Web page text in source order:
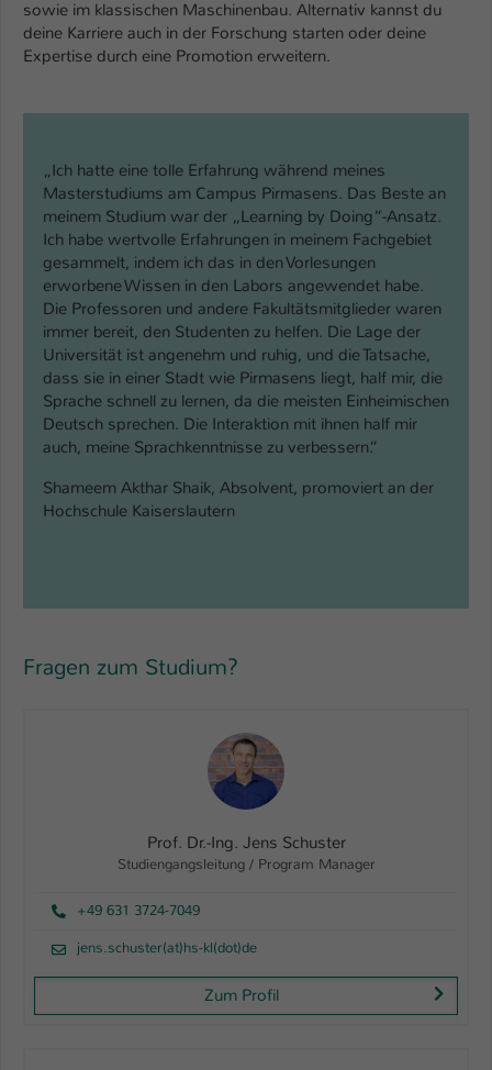
sowie im klassischen Maschinenbau. Alternativ kannst du
deine Karriere auch in der Forschung starten oder deine
Expertise durch eine Promotion erweitern.
„Ich hatte eine tolle Erfahrung während meines
Masterstudiums am Campus Pirmasens. Das Beste an
meinem Studium war der „Learning by Doing“-Ansatz.
Ich habe wertvolle Erfahrungen in meinem Fachgebiet
gesammelt, indem ich das in den Vorlesungen
erworbene Wissen in den Labors angewendet habe.
Die Professoren und andere Fakultätsmitglieder waren
immer bereit, den Studenten zu helfen. Die Lage der
Universität ist angenehm und ruhig, und die Tatsache,
dass sie in einer Stadt wie Pirmasens liegt, half mir, die
Sprache schnell zu lernen, da die meisten Einheimischen
Deutsch sprechen. Die Interaktion mit ihnen half mir
auch, meine Sprachkenntnisse zu verbessern.“
Shameem Akthar Shaik, Absolvent, promoviert an der
Hochschule Kaiserslautern
Fragen zum Studium?
Prof. Dr.-Ing. Jens Schuster
Studiengangsleitung / Program Manager
+49 631 3724-7049
jens.schuster(at)hs-kl(dot)de
Zum Profil